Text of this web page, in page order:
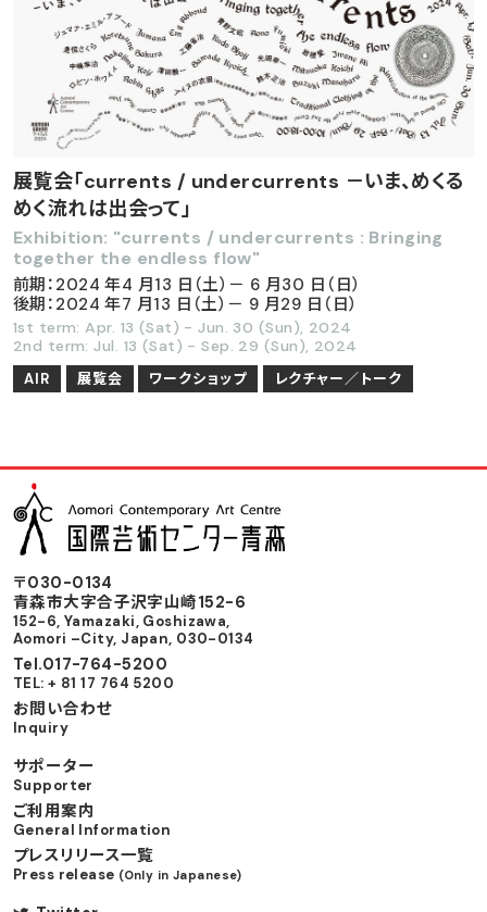
展覧会「currents / undercurrents －いま、めくる
めく流れは出会って」
Exhibition: "currents / undercurrents : Bringing
together the endless flow"
前期：2024 年4 月13 日（土）－ 6 月30 日（日）
後期：2024 年7 月13 日（土）－ 9 月29 日（日）
1st term: Apr. 13 (Sat) - Jun. 30 (Sun), 2024
2nd term: Jul. 13 (Sat) - Sep. 29 (Sun), 2024
AIR 展覧会 ワークショップ レクチャー／トーク
〒030-0134
⻘森市⼤字合⼦沢字⼭崎152-6
152-6, Yamazaki, Goshizawa,
Aomori –City, Japan, 030-0134
Tel.017-764-5200
TEL: + 81 17 764 5200
お問い合わせ
Inquiry
サポーター
Supporter
ご利用案内
General Information
プレスリリース一覧
Press release (Only in Japanese)